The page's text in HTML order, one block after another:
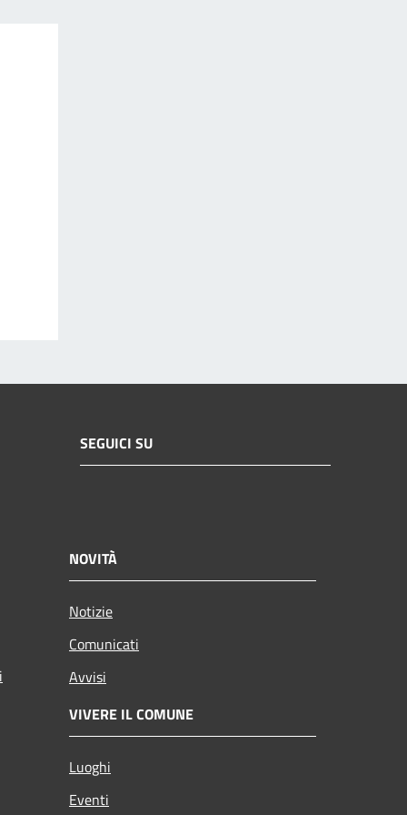
SEGUICI SU
NOVITÀ
Notizie
Comunicati
Avvisi
VIVERE IL COMUNE
Luoghi
Eventi